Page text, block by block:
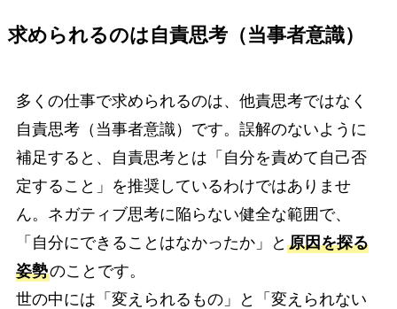
求められるのは自責思考（当事者意識）
多くの仕事で求められるのは、他責思考ではなく
自責思考（当事者意識）です。誤解のないように
補足すると、自責思考とは「自分を責めて自己否
定すること」を推奨しているわけではありませ
ん。ネガティブ思考に陥らない健全な範囲で、
「自分にできることはなかったか」と 原因を探る
姿勢のことです。
世の中には「変えられるもの」と「変えられない